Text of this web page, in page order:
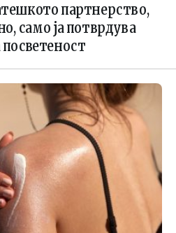
партнерство,
само ја потврдува